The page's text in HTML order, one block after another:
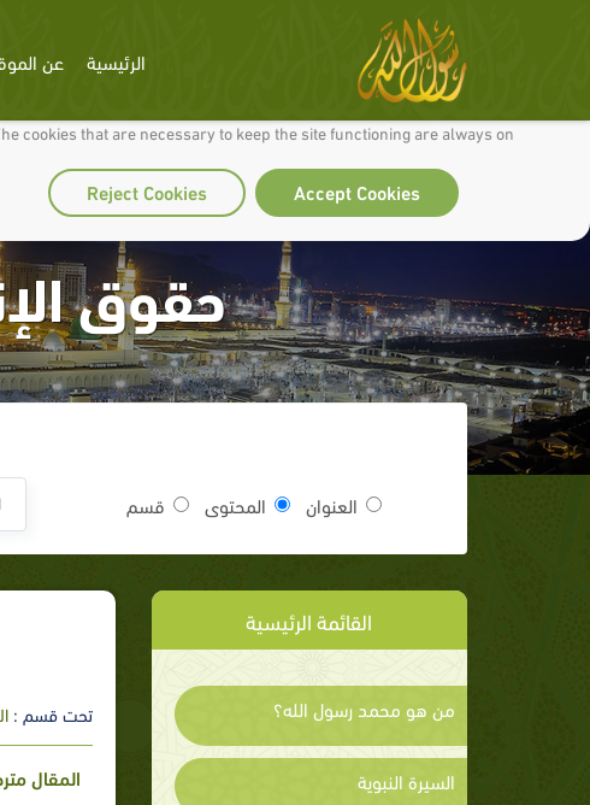
cookies to make our site work well for you and so we can continually improve it.
cookies that are necessary to keep the site functioning are always on
Accept Cookies
Reject Cookies
الرئيسية عن
حقوق
العنوان المحتوى قسم
القائمة الرئيسية
من هو محمد رسول الله؟
السيرة النبوية
تحت قسم :
المقال